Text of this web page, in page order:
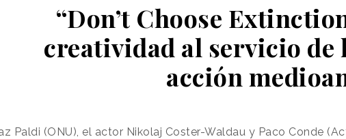
“Don’t Choose
creatividad al servicio de
acción
Paldi (ONU), el actor Nikolaj Coster-Waldau y Paco Conde